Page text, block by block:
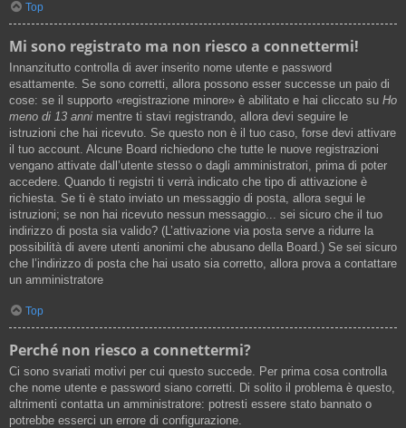
Top
Mi sono registrato ma non riesco a connettermi!
Innanzitutto controlla di aver inserito nome utente e password
esattamente. Se sono corretti, allora possono esser successe un paio di
cose: se il supporto «registrazione minore» è abilitato e hai cliccato su Ho
meno di 13 anni mentre ti stavi registrando, allora devi seguire le
istruzioni che hai ricevuto. Se questo non è il tuo caso, forse devi attivare
il tuo account. Alcune Board richiedono che tutte le nuove registrazioni
vengano attivate dall’utente stesso o dagli amministratori, prima di poter
accedere. Quando ti registri ti verrà indicato che tipo di attivazione è
richiesta. Se ti è stato inviato un messaggio di posta, allora segui le
istruzioni; se non hai ricevuto nessun messaggio... sei sicuro che il tuo
indirizzo di posta sia valido? (L’attivazione via posta serve a ridurre la
possibilità di avere utenti anonimi che abusano della Board.) Se sei sicuro
che l’indirizzo di posta che hai usato sia corretto, allora prova a contattare
un amministratore
Top
Perché non riesco a connettermi?
Ci sono svariati motivi per cui questo succede. Per prima cosa controlla
che nome utente e password siano corretti. Di solito il problema è questo,
altrimenti contatta un amministratore: potresti essere stato bannato o
potrebbe esserci un errore di configurazione.